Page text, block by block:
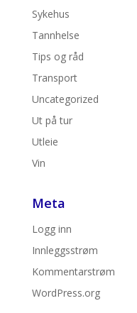
Sykehus
Tannhelse
Tips og råd
Transport
Uncategorized
Ut på tur
Utleie
Vin
Meta
Logg inn
Innleggsstrøm
Kommentarstrøm
WordPress.org